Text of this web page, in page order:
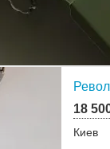
18
Киев